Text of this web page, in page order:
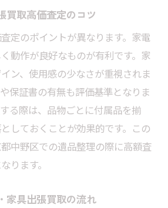
買取高価査定のコツ
定のポイントが異なります。家電
動作が良好なものが有利です。家
ン、使用感の少なさが重視されま
保証書の有無も評価基準となりま
る際は、品物ごとに付属品を揃
しておくことが効果的です。この
中野区での遺品整理の際に高額査
ります。
家具出張買取の流れ